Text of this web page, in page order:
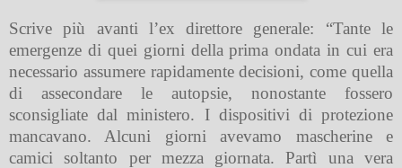
Scrive più avanti l’ex direttore generale: “Tante le
emergenze di quei giorni della prima ondata in cui era
necessario assumere rapidamente decisioni, come quella
di assecondare le autopsie, nonostante fossero
sconsigliate dal ministero. I dispositivi di protezione
mancavano. Alcuni giorni avevamo mascherine e
camici soltanto per mezza giornata. Partì una vera